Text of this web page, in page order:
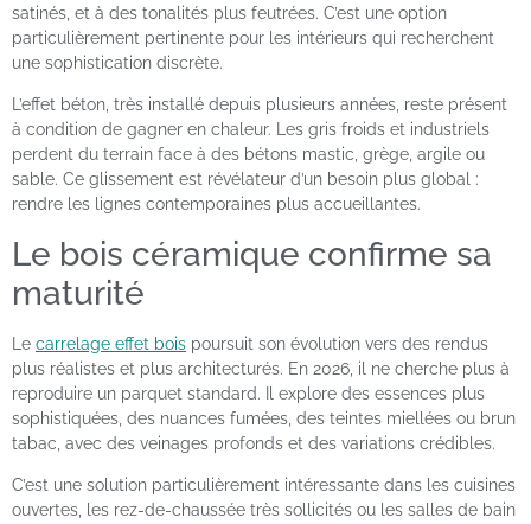
satinés, et à des tonalités plus feutrées. C’est une option
particulièrement pertinente pour les intérieurs qui recherchent
une sophistication discrète.
L’effet béton, très installé depuis plusieurs années, reste présent
à condition de gagner en chaleur. Les gris froids et industriels
perdent du terrain face à des bétons mastic, grège, argile ou
sable. Ce glissement est révélateur d’un besoin plus global :
rendre les lignes contemporaines plus accueillantes.
Le bois céramique confirme sa
maturité
Le carrelage effet bois poursuit son évolution vers des rendus
plus réalistes et plus architecturés. En 2026, il ne cherche plus à
reproduire un parquet standard. Il explore des essences plus
sophistiquées, des nuances fumées, des teintes miellées ou brun
tabac, avec des veinages profonds et des variations crédibles.
C’est une solution particulièrement intéressante dans les cuisines
ouvertes, les rez-de-chaussée très sollicités ou les salles de bain